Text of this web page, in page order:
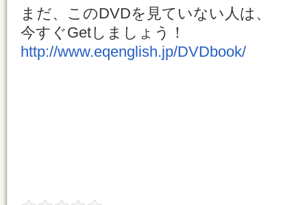
まだ、このDVDを見ていない人は、
今すぐGetしましょう！
http://www.eqenglish.jp/DVDbook/